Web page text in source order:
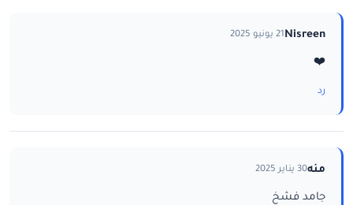
Nisreen21 يونيو 2025
❤️
رد
منه30 يناير 2025
جامد فشخ